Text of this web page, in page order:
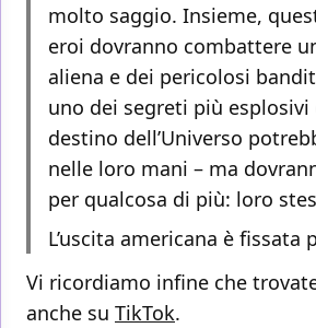
molto saggio. Insieme,
eroi dovranno combattere
aliena e dei pericolosi
uno dei segreti più esplosivi
destino dell’Universo
nelle loro mani – ma
per qualcosa di più: loro
L’uscita americana è fissata
Vi ricordiamo infine che
anche su TikTok.